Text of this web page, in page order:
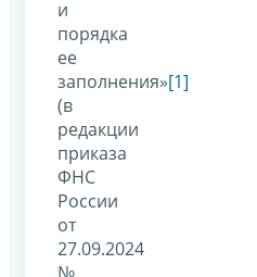
и
порядка
ее
заполнения»[1]
(в
редакции
приказа
ФНС
России
от
27.09.2024
№